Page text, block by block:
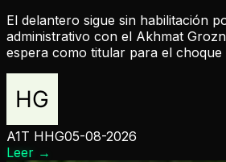
El delantero sigue sin habilitación
administrativo con el Akhmat
espera como titular para el choque
A1T HHG05-08-2026
Leer →